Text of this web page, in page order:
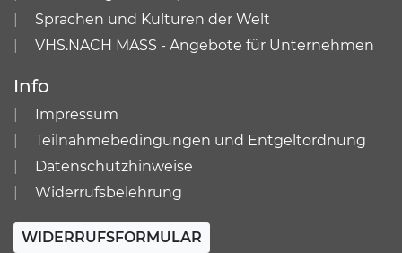
Sprachen und Kulturen der Welt
VHS.NACH MASS - Angebote für Unternehmen
Info
Impressum
Teilnahmebedingungen und Entgeltordnung
Datenschutzhinweise
Widerrufsbelehrung
WIDERRUFSFORMULAR